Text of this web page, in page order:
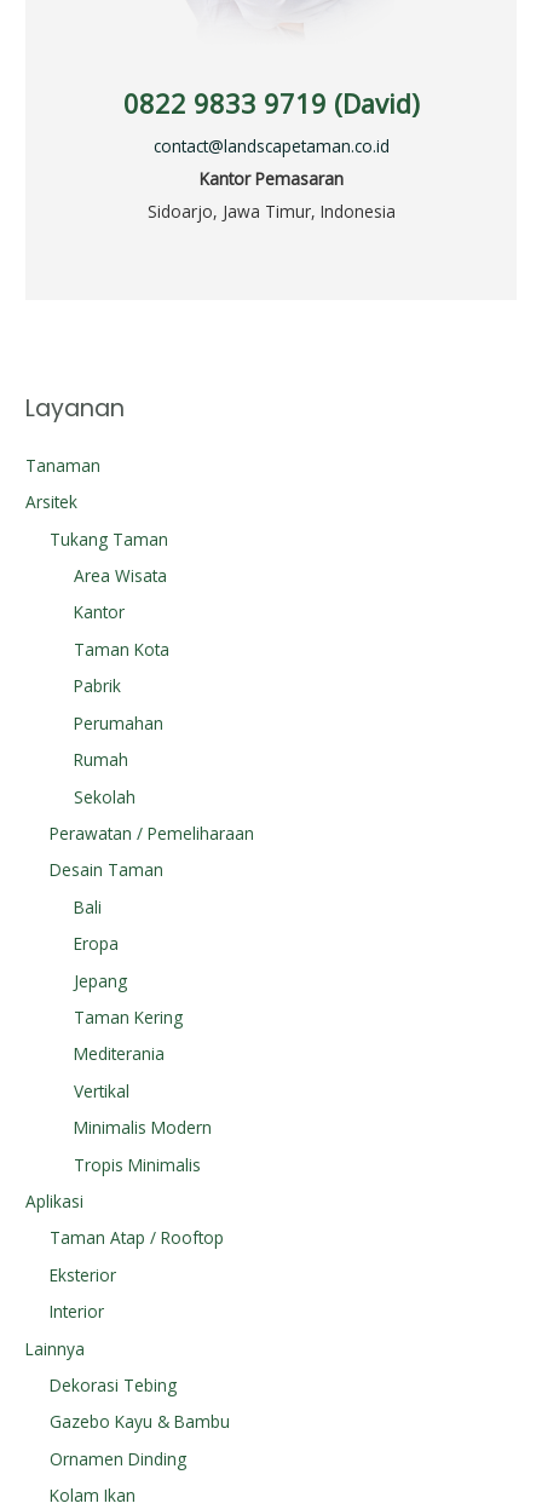
0822 9833 9719 (David)
contact@landscapetaman.co.id
Kantor Pemasaran
Sidoarjo, Jawa Timur, Indonesia
Layanan
Tanaman
Arsitek
Tukang Taman
Area Wisata
Kantor
Taman Kota
Pabrik
Perumahan
Rumah
Sekolah
Perawatan / Pemeliharaan
Desain Taman
Bali
Eropa
Jepang
Taman Kering
Mediterania
Vertikal
Minimalis Modern
Tropis Minimalis
Aplikasi
Taman Atap / Rooftop
Eksterior
Interior
Lainnya
Dekorasi Tebing
Gazebo Kayu & Bambu
Ornamen Dinding
Kolam Ikan